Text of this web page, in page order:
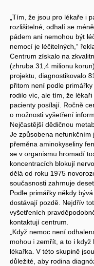
„Tím, že jsou pro lékaře i
rozlišitelné, odhalí se
pádem ani nemohou být
nemocí je léčitelných,“
Centrum získalo na
(zhruba 31,4 milionu
projektu, diagnostikovalo
přitom není podle
rodilo víc, ale tím, že
pacienty posílají. Ročně
o možnosti vyšetření
Nejčastější dědičnou
Je způsobena
přeměna aminokyseliny
se v organismu hromadí
koncentracích blokují
dělá od roku 1975
současnosti zahrnuje
Podle primářky někdy
dostávají pozdě. Nejdřív
vyšetřeních
kontaktují centrum.
„Když nemoc není
mohou i zemřít, a to i když
lékařka. V této skupině
důležité, aby rodina